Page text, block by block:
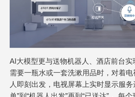
AI大模型更与送物机器人、酒店前台
需要一瓶水或一套洗漱用品时，对着
人即刻出发，电视屏幕上实时显示服